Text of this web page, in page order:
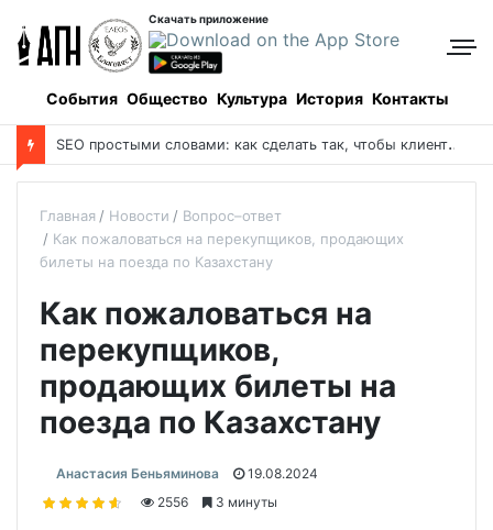
Скачать приложение
События Общество Культура История Контакты
S
EO простыми словами: как сделать так, чтобы клиенты находили вас в Google сами
Главная Новости
Вопрос–ответ
Как пожаловаться на перекупщиков, продающих
билеты на поезда по Казахстану
Как пожаловаться на
перекупщиков,
продающих билеты на
поезда по Казахстану
Анастасия Беньяминова
19.08.2024
2556
3 минуты